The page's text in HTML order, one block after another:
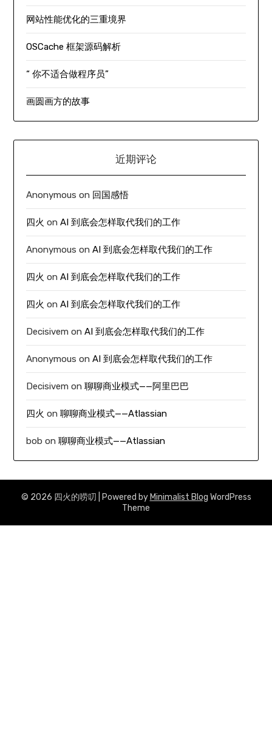
网站性能优化的三重境界
OSCache 框架源码解析
“ 你不适合做程序员”
画圆画方的故事
近期评论
Anonymous on 回国感悟
四火 onAI 到底会怎样取代我们的工作
Anonymous onAI 到底会怎样取代我们的工作
四火 onAI 到底会怎样取代我们的工作
四火 onAI 到底会怎样取代我们的工作
Decisivem onAI 到底会怎样取代我们的工作
Anonymous onAI 到底会怎样取代我们的工作
Decisivem on聊聊商业模式——阿里巴巴
四火 on聊聊商业模式——Atlassian
bob on聊聊商业模式——Atlassian
© 2026 四火的唠叨 | Powered by Minimalist Blog WordPress
Theme